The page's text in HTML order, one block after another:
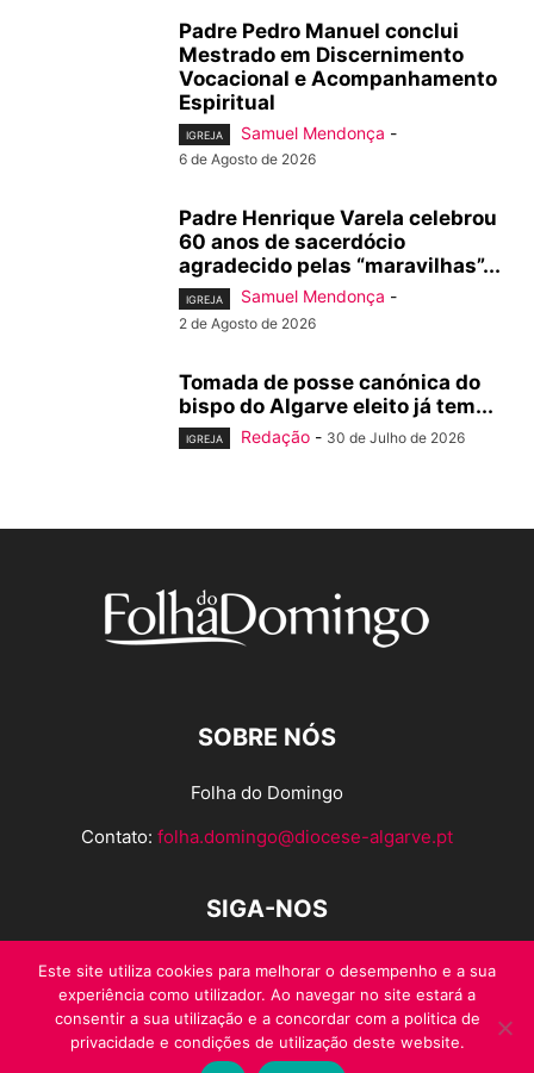
Padre Pedro Manuel conclui
Mestrado em Discernimento
Vocacional e Acompanhamento
Espiritual
IGREJA Samuel Mendonça -
6 de Agosto de 2026
Padre Henrique Varela celebrou
60 anos de sacerdócio
agradecido pelas “maravilhas”...
IGREJA Samuel Mendonça -
2 de Agosto de 2026
Tomada de posse canónica do
bispo do Algarve eleito já tem...
IGREJA Redação - 30 de Julho de 2026
SOBRE NÓS
Folha do Domingo
Contato: folha.domingo@diocese-algarve.pt
SIGA-NOS
Este site utiliza cookies para melhorar o desempenho e a sua
experiência como utilizador. Ao navegar no site estará a
consentir a sua utilização e a concordar com a politica de
privacidade e condições de utilização deste website.